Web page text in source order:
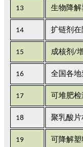
13 生物降
14 扩链剂
15 成核剂/
16 全国各
17 可堆肥
18 聚乳酸
19 可降解